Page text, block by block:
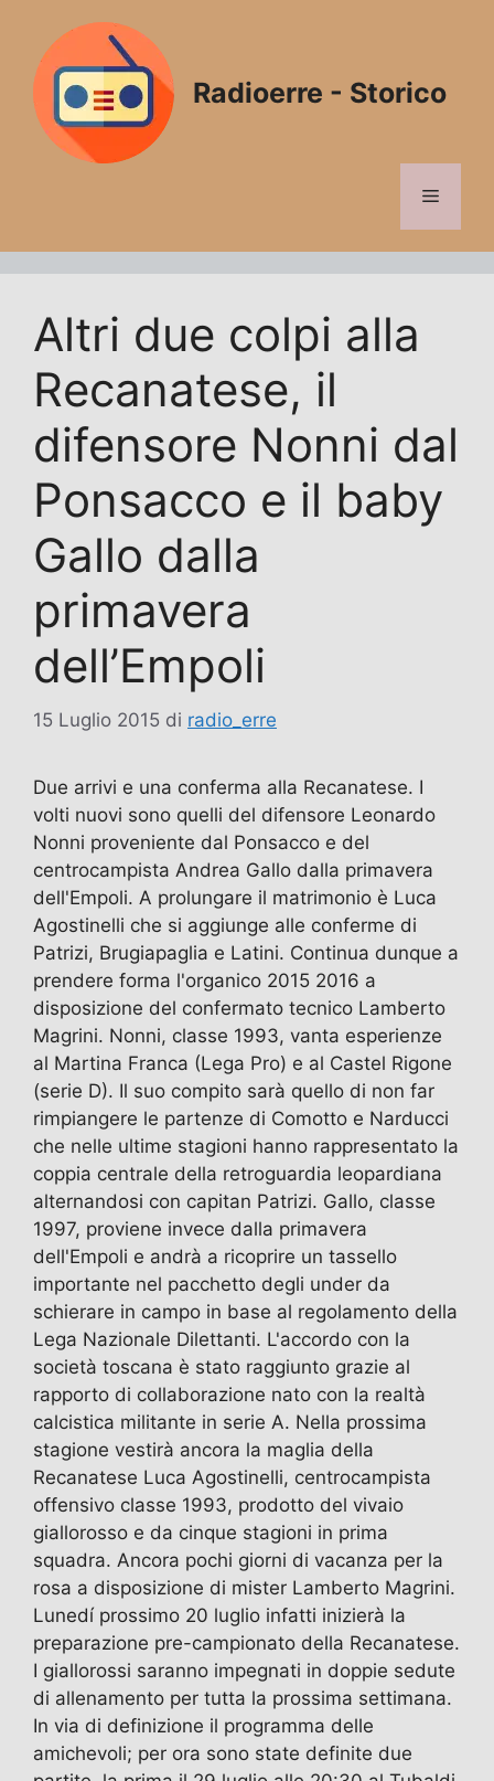
contenuto
Radioerre - Storico
Menu
Altri due colpi alla
Recanatese, il
difensore Nonni dal
Ponsacco e il baby
Gallo dalla
primavera
dell’Empoli
15 Luglio 2015 di radio_erre
Due arrivi e una conferma alla Recanatese. I
volti nuovi sono quelli del difensore Leonardo
Nonni proveniente dal Ponsacco e del
centrocampista Andrea Gallo dalla primavera
dell'Empoli. A prolungare il matrimonio è Luca
Agostinelli che si aggiunge alle conferme di
Patrizi, Brugiapaglia e Latini. Continua dunque a
prendere forma l'organico 2015 2016 a
disposizione del confermato tecnico Lamberto
Magrini. Nonni, classe 1993, vanta esperienze
al Martina Franca (Lega Pro) e al Castel Rigone
(serie D). Il suo compito sarà quello di non far
rimpiangere le partenze di Comotto e Narducci
che nelle ultime stagioni hanno rappresentato la
coppia centrale della retroguardia leopardiana
alternandosi con capitan Patrizi. Gallo, classe
1997, proviene invece dalla primavera
dell'Empoli e andrà a ricoprire un tassello
importante nel pacchetto degli under da
schierare in campo in base al regolamento della
Lega Nazionale Dilettanti. L'accordo con la
società toscana è stato raggiunto grazie al
rapporto di collaborazione nato con la realtà
calcistica militante in serie A. Nella prossima
stagione vestirà ancora la maglia della
Recanatese Luca Agostinelli, centrocampista
offensivo classe 1993, prodotto del vivaio
giallorosso e da cinque stagioni in prima
squadra. Ancora pochi giorni di vacanza per la
rosa a disposizione di mister Lamberto Magrini.
Lunedí prossimo 20 luglio infatti inizierà la
preparazione pre-campionato della Recanatese.
I giallorossi saranno impegnati in doppie sedute
di allenamento per tutta la prossima settimana.
In via di definizione il programma delle
amichevoli; per ora sono state definite due